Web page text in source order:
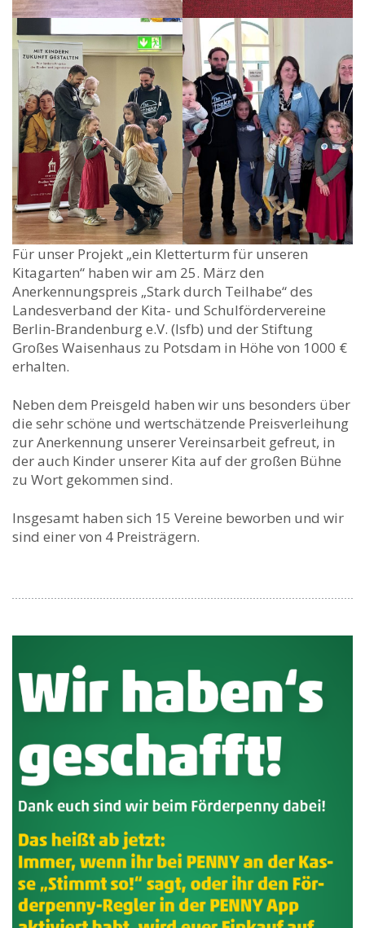
Für unser Projekt „ein Kletterturm für unseren
Kitagarten“ haben wir am 25. März den
Anerkennungspreis „Stark durch Teilhabe“ des
Landesverband der Kita- und Schulfördervereine
Berlin-Brandenburg e.V. (lsfb) und der Stiftung
Großes Waisenhaus zu Potsdam in Höhe von 1000 €
erhalten.
Neben dem Preisgeld haben wir uns besonders über
die sehr schöne und wertschätzende Preisverleihung
zur Anerkennung unserer Vereinsarbeit gefreut, in
der auch Kinder unserer Kita auf der großen Bühne
zu Wort gekommen sind.
Insgesamt haben sich 15 Vereine beworben und wir
sind einer von 4 Preisträgern.